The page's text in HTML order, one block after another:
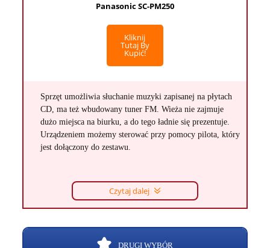
Panasonic SC-PM250
Kliknij
Tutaj By
Kupić!
Sprzęt umożliwia słuchanie muzyki zapisanej na płytach
CD, ma też wbudowany tuner FM. Wieża nie zajmuje
dużo miejsca na biurku, a do tego ładnie się prezentuje.
Urządzeniem możemy sterować przy pomocy pilota, który
jest dołączony do zestawu.
Czytaj dalej
DRUGI WYBÓR